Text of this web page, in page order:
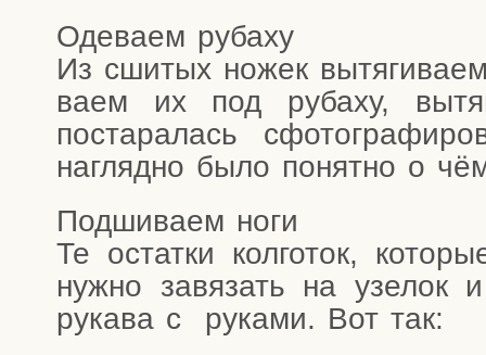
Оде­ва­ем рубаху
Из сши­тых ножек
ва­ем их под руба­ху,
поста­ра­лась
нагляд­но было понят­но о
Под­ши­ва­ем ноги
Те остат­ки кол­го­ток,
нуж­но завя­зать на узе­лок
рука­ва с рука­ми. Вот так: